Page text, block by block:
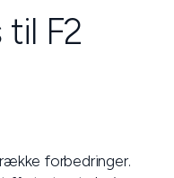
til F2
forbedringer.